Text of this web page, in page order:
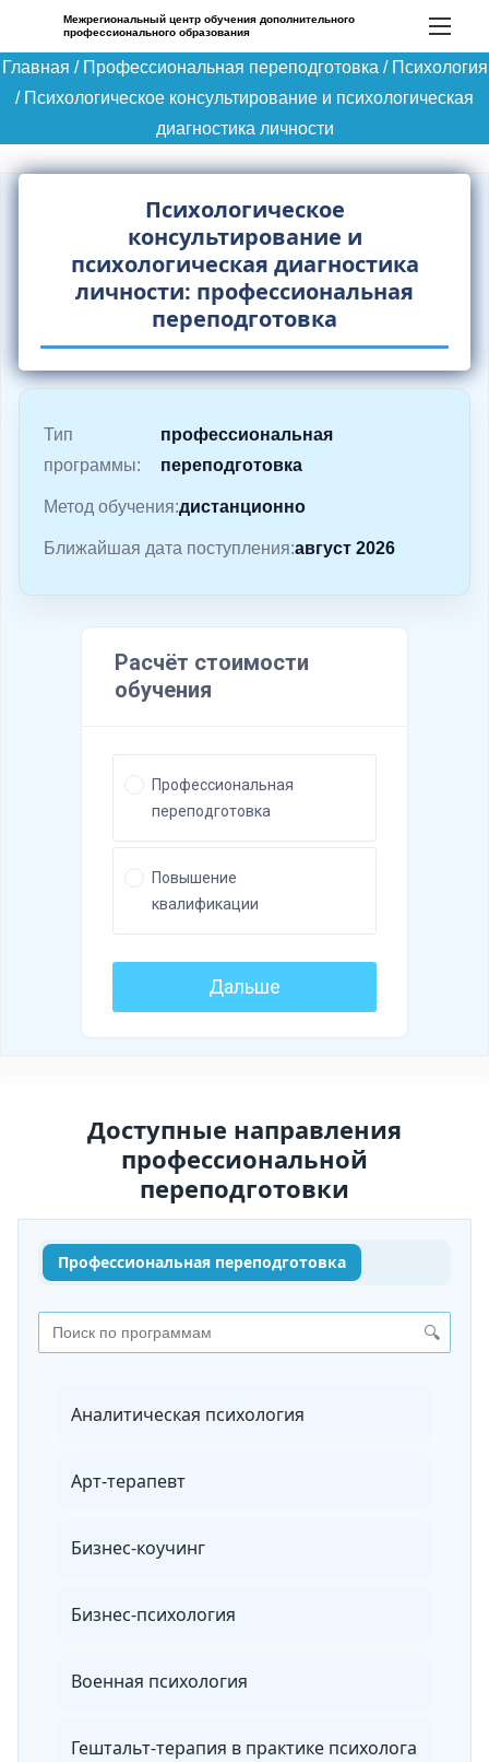
р
Межрегиональный центр обучения дополнительного
профессионального образования
Главная / Профессиональная переподготовка / Психология
/ Психологическое консультирование и психологическая
диагностика личности
Психологическое
консультирование и
психологическая диагностика
личности: профессиональная
переподготовка
Тип
программы:
профессиональная
переподготовка
Метод обучения:дистанционно
Ближайшая дата поступления:август 2026
Доступные направления
профессиональной
переподготовки
Профессиональная переподготовка
🔍
Аналитическая психология
Арт-терапевт
Бизнес-коучинг
Бизнес-психология
Военная психология
Гештальт-терапия в практике психолога